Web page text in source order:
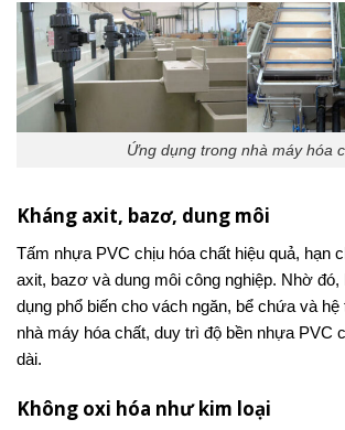
Ứng dụng trong nhà máy hóa
Kháng axit, bazơ, dung môi
Tấm nhựa PVC chịu hóa chất hiệu quả, hạn
axit, bazơ và dung môi công nghiệp. Nhờ
dụng phổ biến cho vách ngăn, bể chứa và hệ
nhà máy hóa chất, duy trì độ bền nhựa PVC
dài.
Không oxi hóa như kim loại